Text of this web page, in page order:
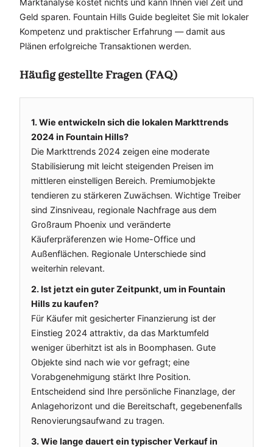
Marktanalyse kostet nichts und kann Ihnen viel Zeit und
Geld sparen. Fountain Hills Guide begleitet Sie mit lokaler
Kompetenz und praktischer Erfahrung — damit aus
Plänen erfolgreiche Transaktionen werden.
Häufig gestellte Fragen (FAQ)
1. Wie entwickeln sich die lokalen Markttrends
2024 in Fountain Hills?
Die Markttrends 2024 zeigen eine moderate
Stabilisierung mit leicht steigenden Preisen im
mittleren einstelligen Bereich. Premiumobjekte
tendieren zu stärkeren Zuwächsen. Wichtige Treiber
sind Zinsniveau, regionale Nachfrage aus dem
Großraum Phoenix und veränderte
Käuferpräferenzen wie Home-Office und
Außenflächen. Regionale Unterschiede sind
weiterhin relevant.
2. Ist jetzt ein guter Zeitpunkt, um in Fountain
Hills zu kaufen?
Für Käufer mit gesicherter Finanzierung ist der
Einstieg 2024 attraktiv, da das Marktumfeld
weniger überhitzt ist als in Boomphasen. Gute
Objekte sind nach wie vor gefragt; eine
Vorabgenehmigung stärkt Ihre Position.
Entscheidend sind Ihre persönliche Finanzlage, der
Anlagehorizont und die Bereitschaft, gegebenenfalls
Renovierungsaufwand zu tragen.
3. Wie lange dauert ein typischer Verkauf in